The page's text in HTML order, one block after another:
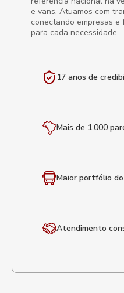
e vans. Atuamos com
conectando empresas
para cada necessidade.
17 anos de
Mais de 1.000
Maior portfólio
Atendimento